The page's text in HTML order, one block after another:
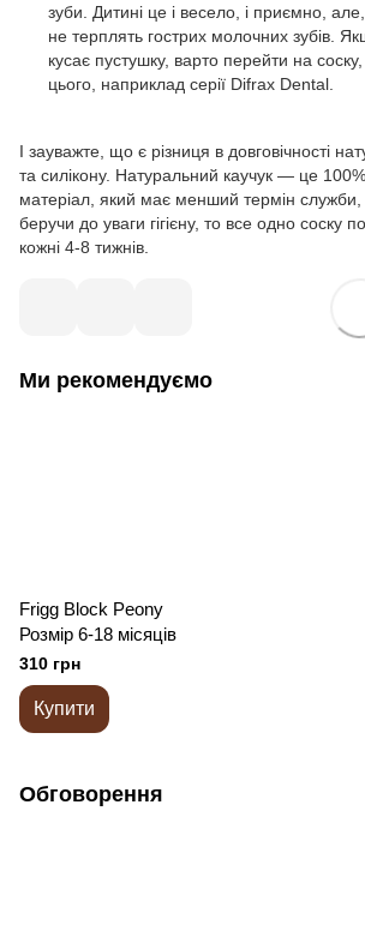
зуби. Дитині це і весело, і приємно,
не терплять гострих молочних зубів.
кусає пустушку, варто перейти на
цього, наприклад серії Difrax Dental.
І зауважте, що є різниця в довговічності
та силікону. Натуральний каучук — це
матеріал, який має менший термін служби,
беручи до уваги гігієну, то все одно соску
кожні 4-8 тижнів.
Ми рекомендуємо
Frigg Block Peony
Розмір 6-18 місяців
310 грн
Купити
Обговорення